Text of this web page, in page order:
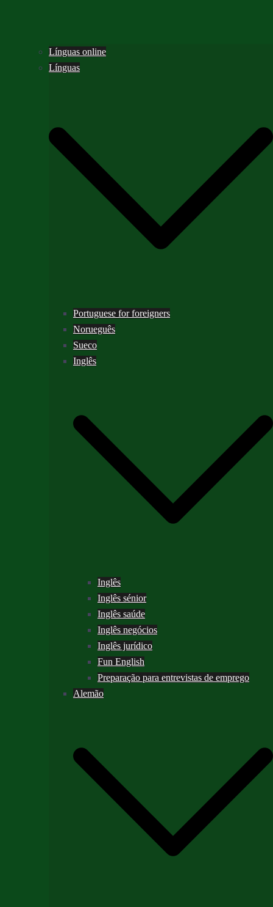
Línguas online
Línguas
Portuguese for foreigners
Norueguês
Sueco
Inglês
Inglês
Inglês sénior
Inglês saúde
Inglês negócios
Inglês jurídico
Fun English
Preparação para entrevistas de emprego
Alemão